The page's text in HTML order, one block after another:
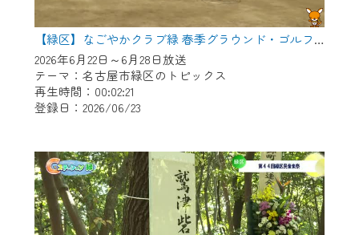
【緑区】なごやかクラブ緑 春季グラウンド・ゴルフ大会
2026年6月22日～6月28日放送
テーマ：名古屋市緑区のトピックス
再生時間：00:02:21
登録日：2026/06/23